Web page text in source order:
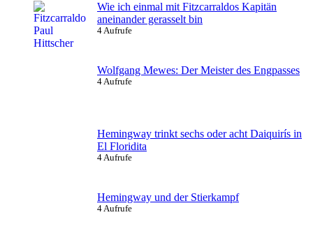
Wie ich einmal mit Fitzcarraldos Kapitän
aneinander gerasselt bin
4 Aufrufe
Wolfgang Mewes: Der Meister des Engpasses
4 Aufrufe
Hemingway trinkt sechs oder acht Daiquirís in
El Floridita
4 Aufrufe
Hemingway und der Stierkampf
4 Aufrufe